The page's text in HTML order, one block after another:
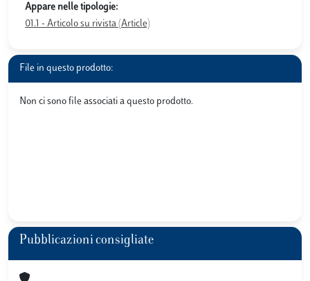
Appare nelle tipologie:
01.1 - Articolo su rivista (Article)
File in questo prodotto:
Non ci sono file associati a questo prodotto.
Pubblicazioni consigliate